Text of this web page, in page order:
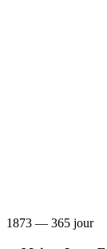
1873 — 365 jour